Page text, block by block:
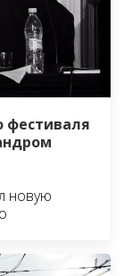
фестиваля
новую